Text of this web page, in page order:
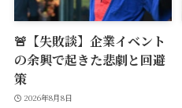
🚨【失敗談】企業イベント
の余興で起きた悲劇と回避
策
2026年8月8日